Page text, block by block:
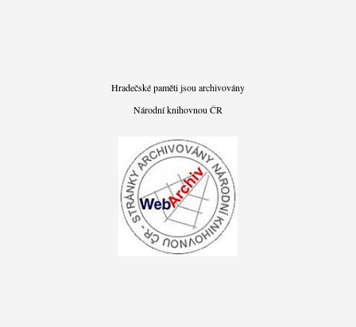
Hradečské paměti jsou archivovány
Národní knihovnou ČR